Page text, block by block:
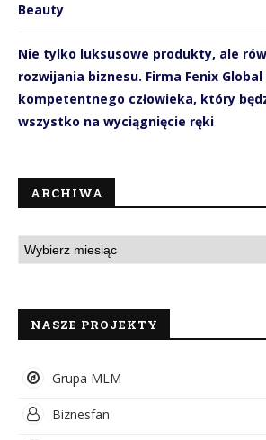
Beauty
Nie tylko luksusowe produkty, ale
rozwijania biznesu. Firma Fenix
kompetentnego człowieka, który
wszystko na wyciągnięcie ręki
ARCHIWA
NASZE PROJEKTY
Grupa MLM
Biznesfan